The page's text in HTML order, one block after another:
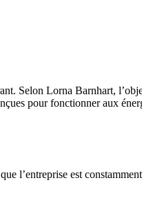
Selon Lorna Barnhart,
pour fonctionner aux
l’entreprise est